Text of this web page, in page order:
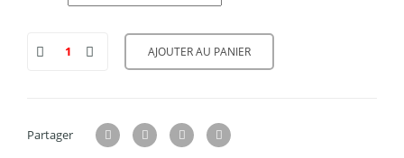
AJOUTER AU PANIER
Partager